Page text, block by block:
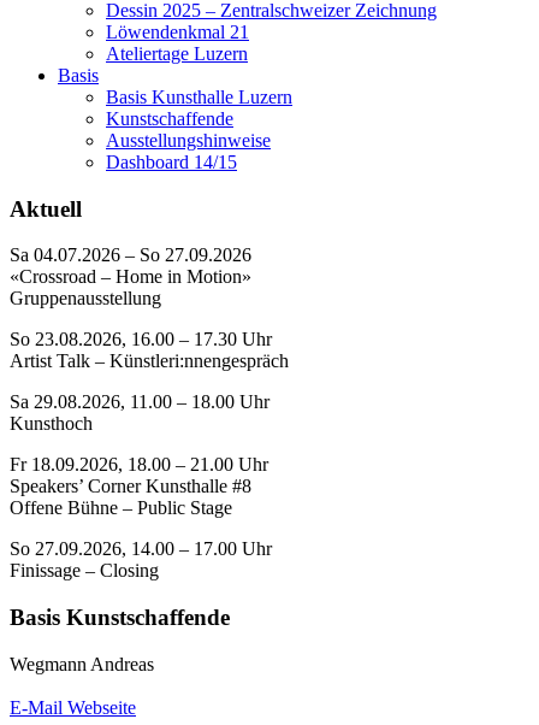
Dessin 2025 – Zentralschweizer Zeichnung
Löwendenkmal 21
Ateliertage Luzern
Basis
Basis Kunsthalle Luzern
Kunstschaffende
Ausstellungshinweise
Dashboard 14/15
Aktuell
Sa 04.07.2026 – So 27.09.2026
«Crossroad – Home in Motion»
Gruppenausstellung
So 23.08.2026, 16.00 – 17.30 Uhr
Artist Talk – Künstleri:nnengespräch
Sa 29.08.2026, 11.00 – 18.00 Uhr
Kunsthoch
Fr 18.09.2026, 18.00 – 21.00 Uhr
Speakers’ Corner Kunsthalle #8
Offene Bühne – Public Stage
So 27.09.2026, 14.00 – 17.00 Uhr
Finissage – Closing
Basis Kunstschaffende
Wegmann Andreas
E-Mail Webseite